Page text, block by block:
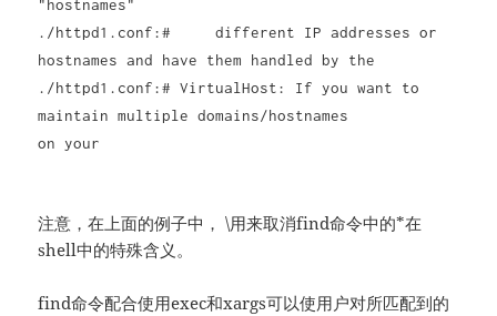
"hostnames"
./httpd1.conf:# different IP addresses or
hostnames and have them handled by the
./httpd1.conf:# VirtualHost: If you want to
maintain multiple domains/hostnames
on your
注意，在上面的例子中， \用来取消find命令中的*在
shell中的特殊含义。
find命令配合使用exec和xargs可以使用户对所匹配到的